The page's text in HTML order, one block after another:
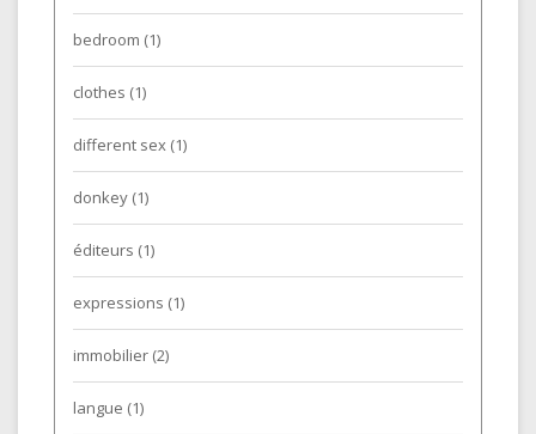
bedroom (1)
clothes (1)
different sex (1)
donkey (1)
éditeurs (1)
expressions (1)
immobilier (2)
langue (1)